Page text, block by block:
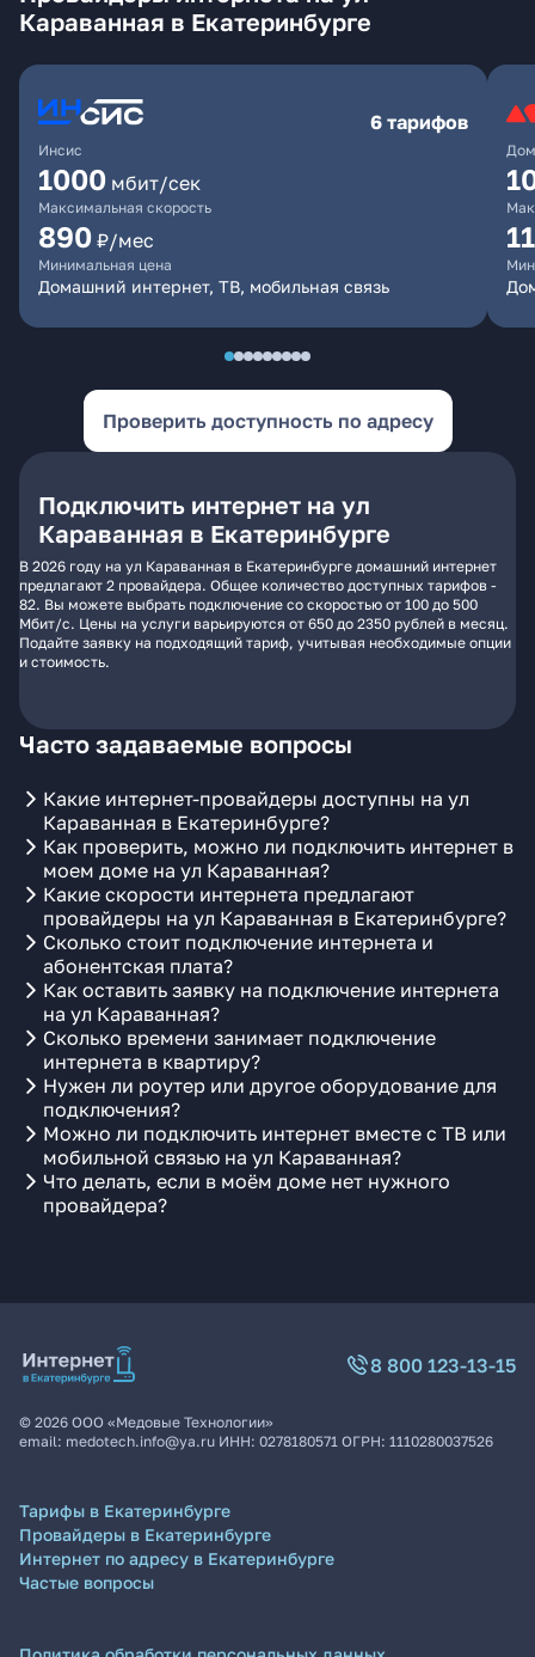
Караванная в Екатеринбурге
Инсис
6 тарифов
1000 мбит/сек
Максимальная скорость
890 ₽/мес
Минимальная цена
Домашний интернет, ТВ, мобильная связь
Проверить доступность по адресу
Подключить интернет на ул
Караванная в Екатеринбурге
В 2026 году на ул Караванная в Екатеринбурге домашний интернет
предлагают 2 провайдера. Общее количество доступных тарифов -
82. Вы можете выбрать подключение со скоростью от 100 до 500
Мбит/с. Цены на услуги варьируются от 650 до 2350 рублей в месяц.
Подайте заявку на подходящий тариф, учитывая необходимые опции
и стоимость.
Часто задаваемые вопросы
Какие интернет-провайдеры доступны на ул
Караванная в Екатеринбурге?
Как проверить, можно ли подключить интернет в
моем доме на ул Караванная?
Какие скорости интернета предлагают
провайдеры на ул Караванная в Екатеринбурге?
Сколько стоит подключение интернета и
абонентская плата?
Как оставить заявку на подключение интернета
на ул Караванная?
Сколько времени занимает подключение
интернета в квартиру?
Нужен ли роутер или другое оборудование для
подключения?
Можно ли подключить интернет вместе с ТВ или
мобильной связью на ул Караванная?
Что делать, если в моём доме нет нужного
провайдера?
8 800 123-13-15
© 2026 ООО «Медовые Технологии»
email: medotech.info@ya.ru ИНН: 0278180571 ОГРН: 1110280037526
Тарифы в Екатеринбурге
Провайдеры в Екатеринбурге
Интернет по адресу в Екатеринбурге
Частые вопросы